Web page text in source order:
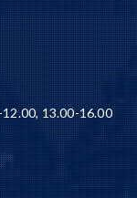
13.00-16.00